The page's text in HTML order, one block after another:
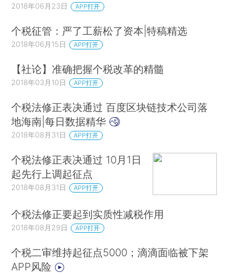
2018年06月23日 APP打开
个税征管：严了工薪松了资本|特稿精选
2018年06月15日 APP打开
【社论】准确把握个税改革的精髓
2018年03月10日 APP打开
个税法修正表决通过 百度区块链技术公司落
地海南|每日数据精华
2018年08月31日 APP打开
个税法修正表决通过 10月1日
起先行上调起征点
2018年08月31日 APP打开
个税法修正要起到实质性减税作用
2018年08月29日 APP打开
个税二审维持起征点5000；滴滴面临被下架
APP风险